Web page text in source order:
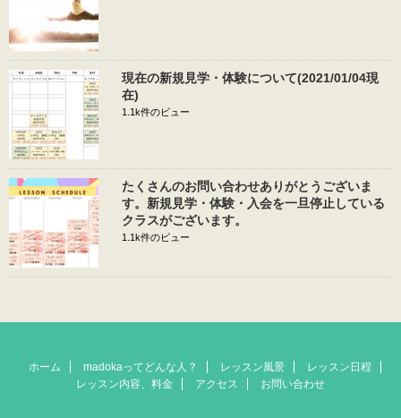
現在の新規見学・体験について(2021/01/04現
在)
1.1k件のビュー
たくさんのお問い合わせありがとうございま
す。新規見学・体験・入会を一旦停止している
クラスがございます。
1.1k件のビュー
ホーム madokaってどんな人？ レッスン風景
レッスン日程
レッスン内容、料金
アクセス お問い合わせ